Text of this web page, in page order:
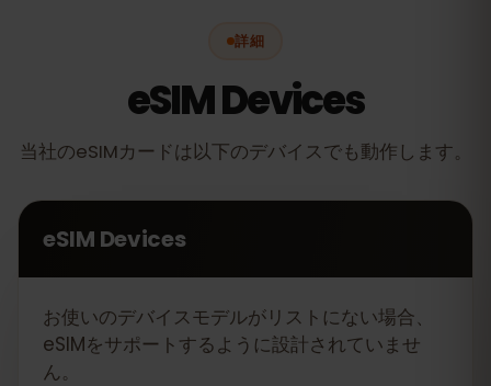
詳細
eSIM Devices
当社のeSIMカードは以下のデバイスでも動作します。
eSIM Devices
お使いのデバイスモデルがリストにない場合、
eSIMをサポートするように設計されていませ
ん。